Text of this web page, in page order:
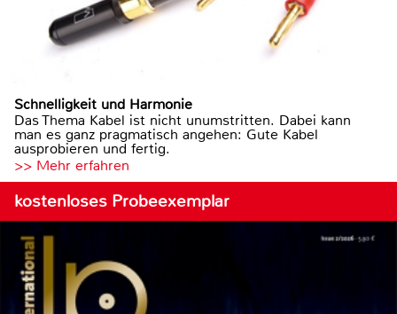
Schnelligkeit und Harmonie
Das Thema Kabel ist nicht unumstritten. Dabei kann
man es ganz pragmatisch angehen: Gute Kabel
ausprobieren und fertig.
>> Mehr erfahren
kostenloses Probeexemplar